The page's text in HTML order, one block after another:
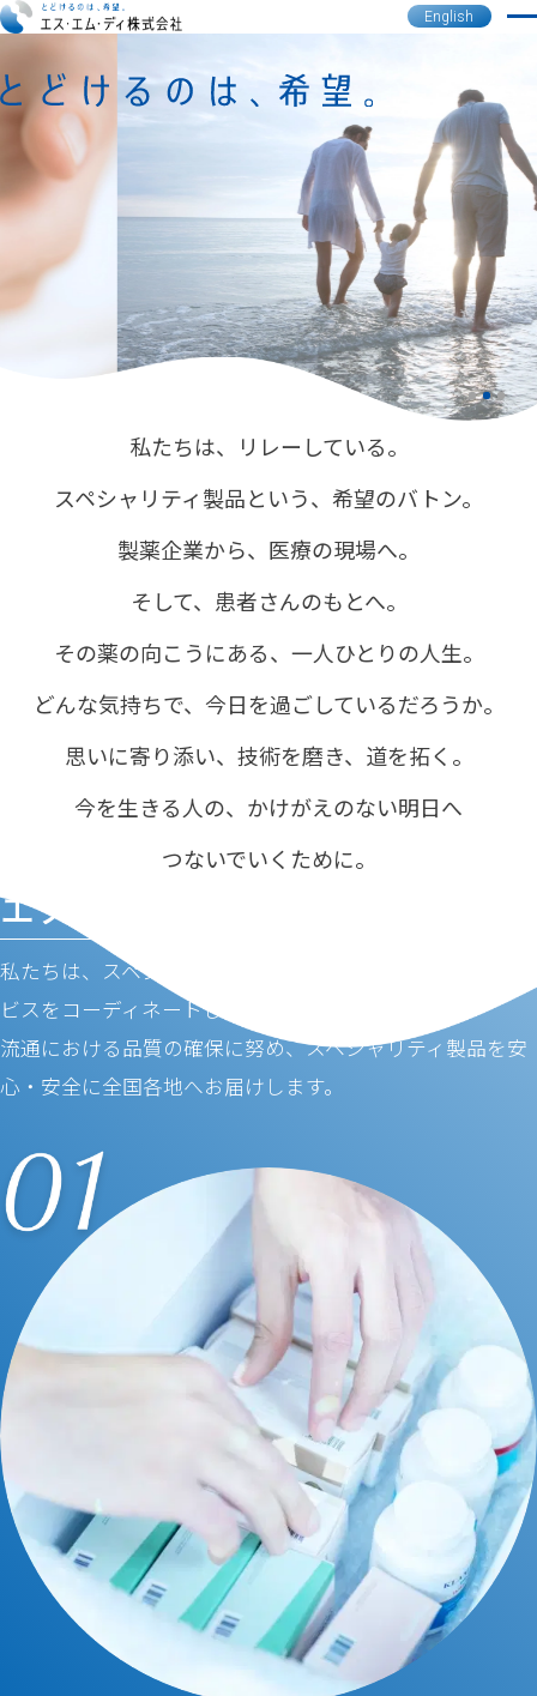
English
私たちは、リレーしている。
スペシャリティ製品という、希望のバトン。
製薬企業から、医療の現場へ。
そして、患者さんのもとへ。
その薬の向こうにある、一人ひとりの人生。
どんな気持ちで、今日を過ごしているだろうか。
思いに寄り添い、技術を磨き、道を拓く。
今を生きる人の、かけがえのない明日へ
つないでいくために。
エス・エム・ディについて
私たちは、スペシャリティ製品における最適な流通とサー
ビスをコーディネートします。​
流通における品質の確保に努め、スペシャリティ製品を安
心・安全に全国各地へお届けします。